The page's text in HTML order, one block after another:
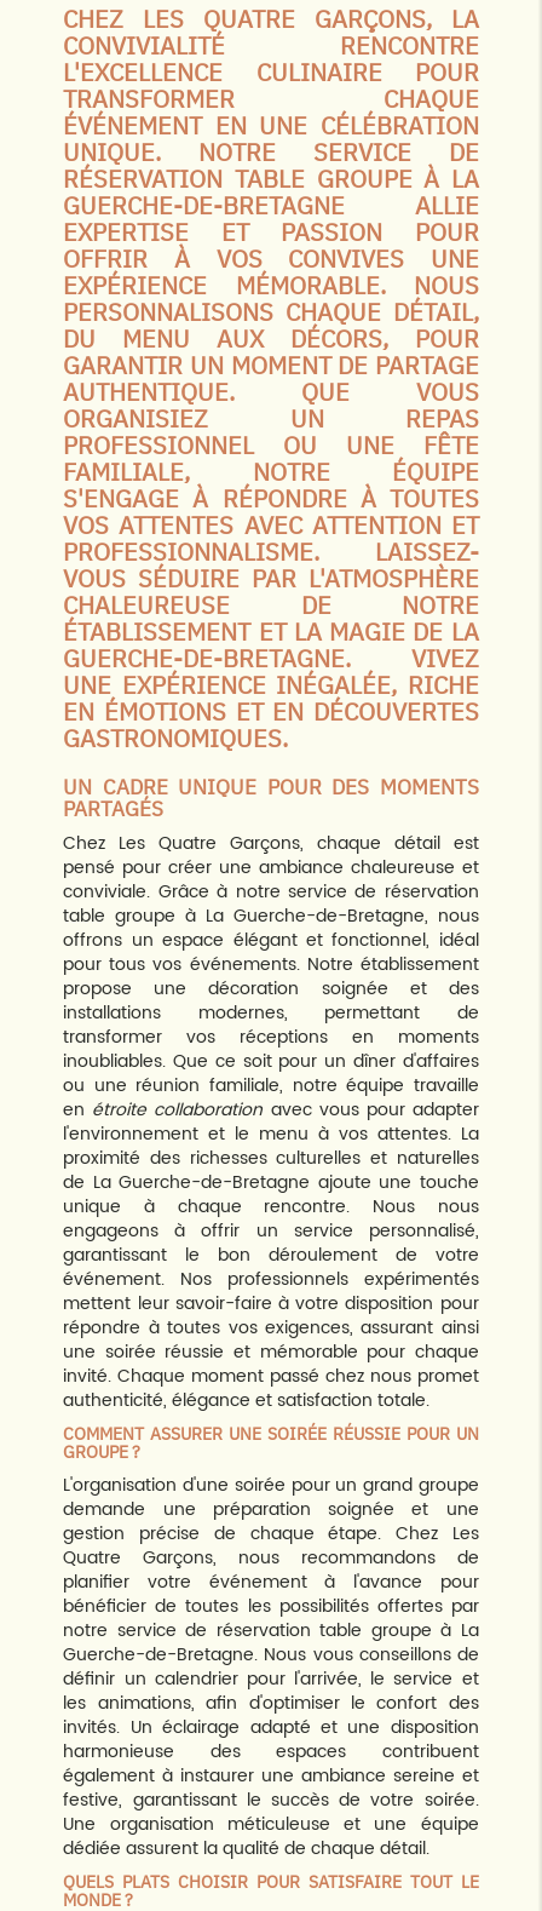
CHEZ LES QUATRE GARÇONS, LA
CONVIVIALITÉ RENCONTRE
L'EXCELLENCE CULINAIRE POUR
TRANSFORMER CHAQUE
ÉVÉNEMENT EN UNE CÉLÉBRATION
UNIQUE. NOTRE SERVICE DE
RÉSERVATION TABLE GROUPE À LA
GUERCHE-DE-BRETAGNE ALLIE
EXPERTISE ET PASSION POUR
OFFRIR À VOS CONVIVES UNE
EXPÉRIENCE MÉMORABLE. NOUS
PERSONNALISONS CHAQUE DÉTAIL,
DU MENU AUX DÉCORS, POUR
GARANTIR UN MOMENT DE PARTAGE
AUTHENTIQUE. QUE VOUS
ORGANISIEZ UN REPAS
PROFESSIONNEL OU UNE FÊTE
FAMILIALE, NOTRE ÉQUIPE
S'ENGAGE À RÉPONDRE À TOUTES
VOS ATTENTES AVEC ATTENTION ET
PROFESSIONNALISME. LAISSEZ-
VOUS SÉDUIRE PAR L'ATMOSPHÈRE
CHALEUREUSE DE NOTRE
ÉTABLISSEMENT ET LA MAGIE DE LA
GUERCHE-DE-BRETAGNE. VIVEZ
UNE EXPÉRIENCE INÉGALÉE, RICHE
EN ÉMOTIONS ET EN DÉCOUVERTES
GASTRONOMIQUES.
UN CADRE UNIQUE POUR DES MOMENTS
PARTAGÉS
Chez Les Quatre Garçons, chaque détail est
pensé pour créer une ambiance chaleureuse et
conviviale. Grâce à notre service de réservation
table groupe à La Guerche-de-Bretagne, nous
offrons un espace élégant et fonctionnel, idéal
pour tous vos événements. Notre établissement
propose une décoration soignée et des
installations modernes, permettant de
transformer vos réceptions en moments
inoubliables. Que ce soit pour un dîner d'affaires
ou une réunion familiale, notre équipe travaille
en étroite collaboration avec vous pour adapter
l'environnement et le menu à vos attentes. La
proximité des richesses culturelles et naturelles
de La Guerche-de-Bretagne ajoute une touche
unique à chaque rencontre. Nous nous
engageons à offrir un service personnalisé,
garantissant le bon déroulement de votre
événement. Nos professionnels expérimentés
mettent leur savoir-faire à votre disposition pour
répondre à toutes vos exigences, assurant ainsi
une soirée réussie et mémorable pour chaque
invité. Chaque moment passé chez nous promet
authenticité, élégance et satisfaction totale.
COMMENT ASSURER UNE SOIRÉE RÉUSSIE POUR UN
GROUPE ?
L'organisation d'une soirée pour un grand groupe
demande une préparation soignée et une
gestion précise de chaque étape. Chez Les
Quatre Garçons, nous recommandons de
planifier votre événement à l'avance pour
bénéficier de toutes les possibilités offertes par
notre service de réservation table groupe à La
Guerche-de-Bretagne. Nous vous conseillons de
définir un calendrier pour l'arrivée, le service et
les animations, afin d'optimiser le confort des
invités. Un éclairage adapté et une disposition
harmonieuse des espaces contribuent
également à instaurer une ambiance sereine et
festive, garantissant le succès de votre soirée.
Une organisation méticuleuse et une équipe
dédiée assurent la qualité de chaque détail.
QUELS PLATS CHOISIR POUR SATISFAIRE TOUT LE
MONDE ?